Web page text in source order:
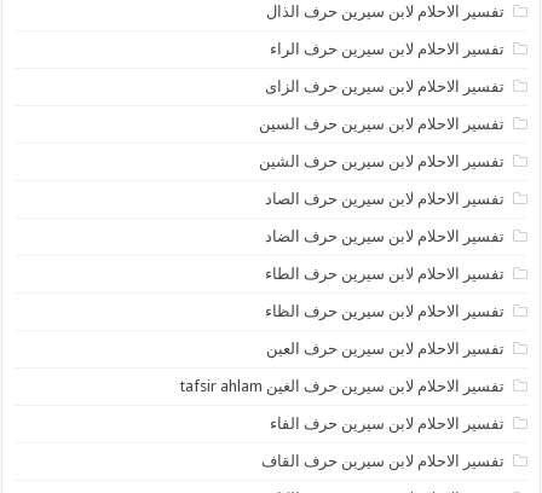
تفسير الاحلام لابن سيرين حرف الذال
تفسير الاحلام لابن سيرين حرف الراء
تفسير الاحلام لابن سيرين حرف الزاى
تفسير الاحلام لابن سيرين حرف السين
تفسير الاحلام لابن سيرين حرف الشين
تفسير الاحلام لابن سيرين حرف الصاد
تفسير الاحلام لابن سيرين حرف الضاد
تفسير الاحلام لابن سيرين حرف الطاء
تفسير الاحلام لابن سيرين حرف الظاء
تفسير الاحلام لابن سيرين حرف العين
تفسير الاحلام لابن سيرين حرف الغين tafsir ahlam
تفسير الاحلام لابن سيرين حرف الفاء
تفسير الاحلام لابن سيرين حرف القاف